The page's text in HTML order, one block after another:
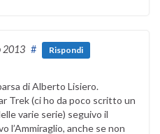
2013 # Rispondi
di Alberto Lisiero.
Trek (ci ho da poco scritto un
varie serie) seguivo il
l’Ammiraglio, anche se non